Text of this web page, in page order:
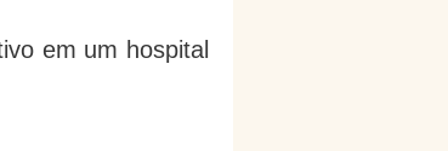
em um hospital